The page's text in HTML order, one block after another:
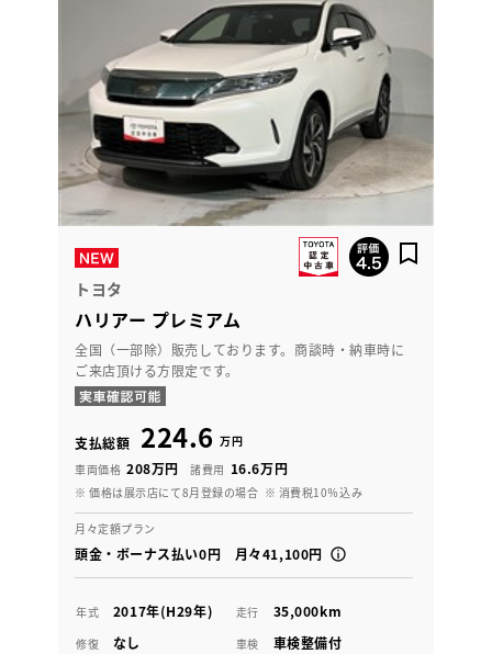
トヨタ
ハリアー プレミアム
全国（一部除）販売しております。商談時・納車時に
ご来店頂ける方限定です。
支払総額 224.6 万円
車両価格 208万円 諸費用 16.6万円
※ 価格は展示店にて8月登録の場合 ※ 消費税10％込み
月々定額プラン
頭金・ボーナス払い0円 月々41,100円
年式 2017年(H29年) 走行 35,000km
修復 なし 車検 車検整備付